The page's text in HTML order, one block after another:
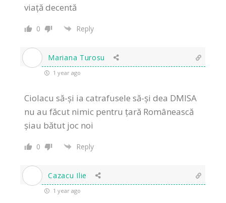
viață decentă
0 Reply
Mariana Turosu
1 year ago
Ciolacu să-și ia catrafusele să-și dea DMISA
nu au făcut nimic pentru țară Românească
șiau bătut joc noi
0 Reply
Cazacu Ilie
1 year ago